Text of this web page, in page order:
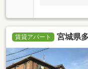
賃貸アパート 宮城県